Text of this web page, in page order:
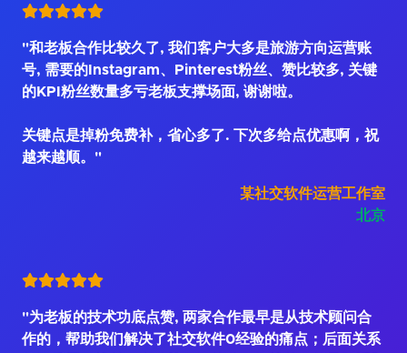
"和老板合作比较久了, 我们客户大多是旅游方向运营账
号, 需要的Instagram、Pinterest粉丝、赞比较多, 关键
的KPI粉丝数量多亏老板支撑场面, 谢谢啦。
关键点是掉粉免费补，省心多了. 下次多给点优惠啊，祝
越来越顺。"
某社交软件运营工作室
北京
"为老板的技术功底点赞, 两家合作最早是从技术顾问合
作的，帮助我们解决了社交软件0经验的痛点；后面关系